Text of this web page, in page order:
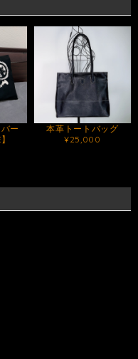
ー
本革トートバッグ
¥25,000